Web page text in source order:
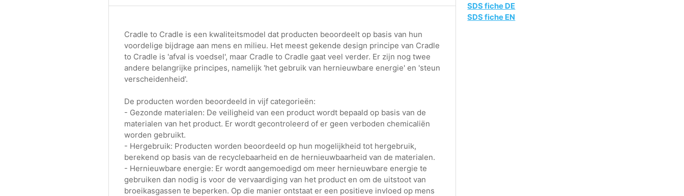
SDS fiche DE
SDS fiche EN
Cradle to Cradle is een kwaliteitsmodel dat producten beoordeelt op basis van hun
voordelige bijdrage aan mens en milieu. Het meest gekende design principe van Cradle
to Cradle is 'afval is voedsel', maar Cradle to Cradle gaat veel verder. Er zijn nog twee
andere belangrijke principes, namelijk 'het gebruik van hernieuwbare energie' en 'steun
verscheidenheid'.
De producten worden beoordeeld in vijf categorieën:
- Gezonde materialen: De veiligheid van een product wordt bepaald op basis van de
materialen van het product. Er wordt gecontroleerd of er geen verboden chemicaliën
worden gebruikt.
- Hergebruik: Producten worden beoordeeld op hun mogelijkheid tot hergebruik,
berekend op basis van de recyclebaarheid en de hernieuwbaarheid van de materialen.
- Hernieuwbare energie: Er wordt aangemoedigd om meer hernieuwbare energie te
gebruiken dan nodig is voor de vervaardiging van het product en om de uitstoot van
broeikasgassen te beperken. Op die manier ontstaat er een positieve invloed op mens